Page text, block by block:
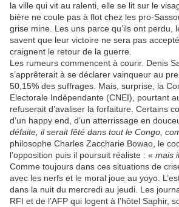
la ville qui vit au ralenti, elle se lit sur le
bière ne coule pas à flot chez les pro-
grise mine. Les uns parce qu’ils ont perdu,
savent que leur victoire ne sera pas
craignent le retour de la guerre.
Les rumeurs commencent à courir. Denis
s’apprêterait à se déclarer vainqueur au
50,15% des suffrages. Mais, surprise, la
Electorale Indépendante (CNEI), pourtant
refuserait d’avaliser la forfaiture. Certains
d’un happy end, d’un atterrissage en
défaite, il serait fêté dans tout le Congo,
philosophe Charles Zaccharie Bowao, le
l’opposition puis il poursuit réaliste : « mais
Comme toujours dans ces situations de
avec les nerfs et le moral joue au yoyo.
dans la nuit du mercredi au jeudi. Les
RFI et de l’AFP qui logent à l’hôtel Saphir,